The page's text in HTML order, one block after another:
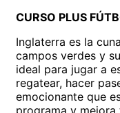
CURSO PLUS
Inglaterra es la
campos verdes y
ideal para jugar a
regatear, hacer
emocionante que
programa y